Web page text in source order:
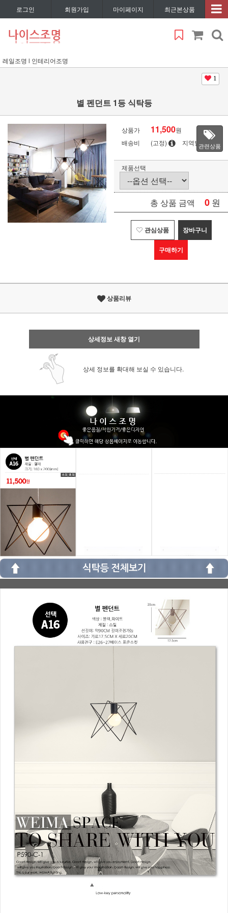
로그인 회원가입 마이페이지 최근본상품
레일조명 l 인테리어조명
1
별 펜던트 1등 식탁등
상품가 11,500원
배송비
(고정) 지역별관련상품
제품선택
총 상품 금액 0 원
관심상품 장바구니
구매하기
상품리뷰
상세정보 새창 열기
상세 정보를 확대해 보실 수 있습니다.